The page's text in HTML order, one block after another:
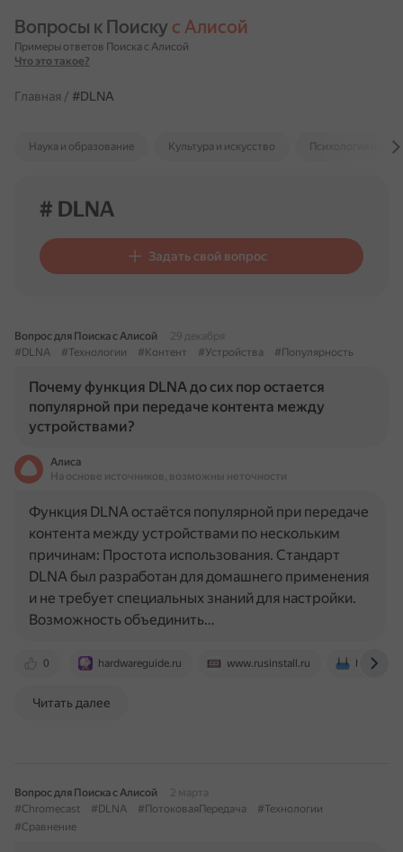
Вопросы к Поиску с Алисой
Примеры ответов Поиска с Алисой
Что это такое?
Главная / #DLNA
Наука и образование Культура и искусство Психология и
# DLNA
Задать свой вопрос
Вопрос для Поиска с Алисой
29 декабря
#DLNA
#Технологии #Контент #Устройства #Популярность
Почему функция DLNA до сих пор остается
популярной при передаче контента между
устройствами?
Алиса
На основе источников, возможны неточности
0 hardwareguide.ru www.rusinstall.ru help-
Функция DLNA остаётся популярной при передаче
контента между устройствами по нескольким
причинам: Простота использования. Стандарт
DLNA был разработан для домашнего применения
и не требует специальных знаний для настройки.
Возможность объединить…
Читать далее
Вопрос для Поиска с Алисой
2 марта
#Chromecast
#DLNA #ПотоковаяПередача
#Технологии
#Сравнение